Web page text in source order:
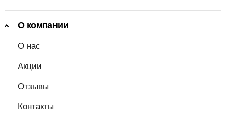
О компании
О нас
Акции
Отзывы
Контакты